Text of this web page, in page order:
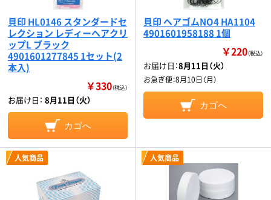
貝印 HL0146 スタンダードセ
レクション レディーヘアクリ
ップL ブラック
4901601277845 1セット(2
本入)
￥330（税込）
お届け日： 8月11日（火）
カゴへ
貝印 ヘアゴムNO4 HA1104
4901601958188 1個
￥220（税込）
お届け日：8月11日（火）
お急ぎ便：8月10日（月）
カゴへ
人気商品 人気商品